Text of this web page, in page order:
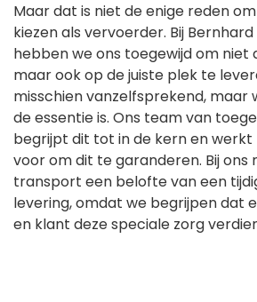
Maar dat is niet de enige reden
kiezen als vervoerder. Bij
hebben we ons toegewijd om niet
maar ook op de juiste plek te
misschien vanzelfsprekend, maar
de essentie is. Ons team van
begrijpt dit tot in de kern en werkt
voor om dit te garanderen. Bij ons
transport een belofte van een
levering, omdat we begrijpen dat
en klant deze speciale zorg